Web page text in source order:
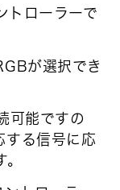
トローラーで
が選択でき
可能ですの
する信号に応